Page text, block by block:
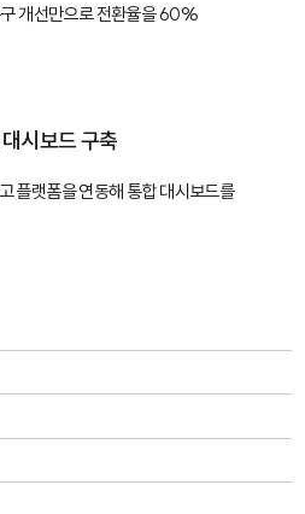
개선만으로 전환율을 60%
시보드 구축
플랫폼을 연동해 통합 대시보드를